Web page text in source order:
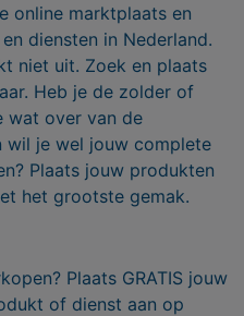
online marktplaats en
diensten in Nederland.
niet uit. Zoek en plaats
Heb je de zolder of
wat over van de
wil je wel jouw complete
Plaats jouw produkten
het grootste gemak.
Plaats GRATIS jouw
of dienst aan op